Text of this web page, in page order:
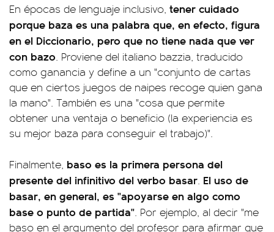
En épocas de lenguaje inclusivo, tener cuidado
porque baza es una palabra que, en efecto, figura
en el Diccionario, pero que no tiene nada que ver
con bazo. Proviene del italiano bazzia, traducido
como ganancia y define a un "conjunto de cartas
que en ciertos juegos de naipes recoge quien gana
la mano". También es una "cosa que permite
obtener una ventaja o beneficio (la experiencia es
su mejor baza para conseguir el trabajo)".
Finalmente, baso es la primera persona del
presente del infinitivo del verbo basar. El uso de
basar, en general, es "apoyarse en algo como
base o punto de partida". Por ejemplo, al decir "me
baso en el argumento del profesor para afirmar que